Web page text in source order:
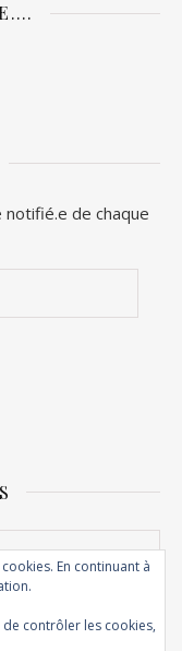
de chaque
En continuant à
contrôler les cookies,